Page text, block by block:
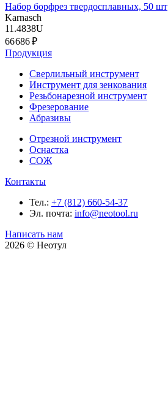
Набор борфрез твердосплавных, 50 шт
Karnasch
11.4838U
66 686 ₽
Продукция
Сверлильный инструмент
Инструмент для зенкования
Резьбонарезной инструмент
Фрезерование
Абразивы
Отрезной инструмент
Оснастка
СОЖ
Контакты
Тел.: +7 (812) 660-54-37
Эл. почта: info@neotool.ru
Написать нам
2026 © Неотул